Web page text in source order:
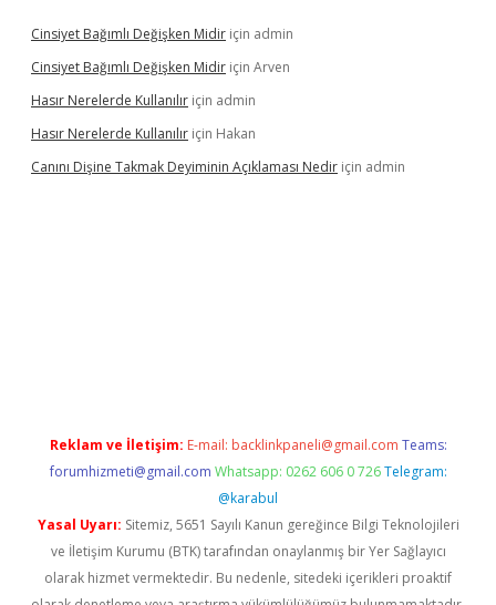
Cinsiyet Bağımlı Değişken Midir için admin
Cinsiyet Bağımlı Değişken Midir için Arven
Hasır Nerelerde Kullanılır için admin
Hasır Nerelerde Kullanılır için Hakan
Canını Dişine Takmak Deyiminin Açıklaması Nedir için admin
Reklam ve İletişim: E-mail: backlinkpaneli@gmail.com Teams:
forumhizmeti@gmail.com Whatsapp: 0262 606 0 726 Telegram:
@karabul
Yasal Uyarı: Sitemiz, 5651 Sayılı Kanun gereğince Bilgi Teknolojileri
ve İletişim Kurumu (BTK) tarafından onaylanmış bir Yer Sağlayıcı
olarak hizmet vermektedir. Bu nedenle, sitedeki içerikleri proaktif